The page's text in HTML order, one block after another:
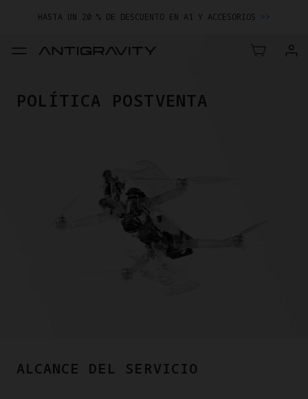
HASTA UN 20 % DE DESCUENTO EN A1 Y ACCESORIOS >>
MÁS INFORMACIÓN
POLÍTICA POSTVENTA
ALCANCE DEL SERVICIO